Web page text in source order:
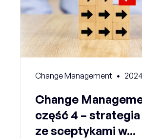
Change Management
Change
część 4 –
ze sceptykami w...